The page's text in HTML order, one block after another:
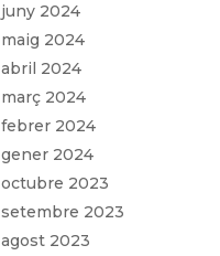
juny 2024
maig 2024
abril 2024
març 2024
febrer 2024
gener 2024
octubre 2023
setembre 2023
agost 2023